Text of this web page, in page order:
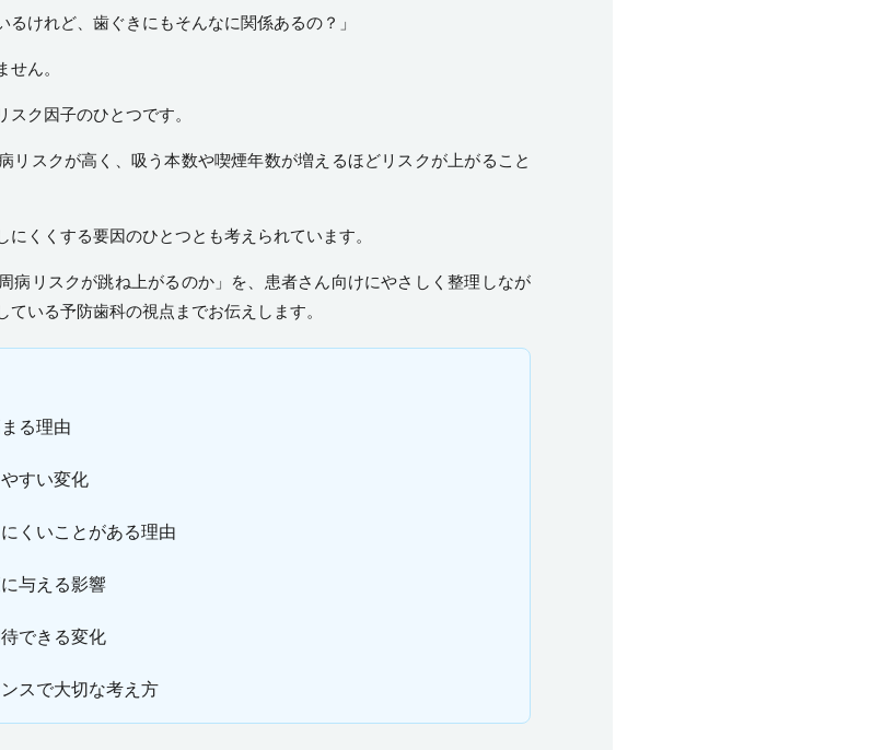
るけれど、歯ぐきにもそんなに関係あるの？」
ん。
ク因子のひとつです。
リスクが高く、吸う本数や喫煙年数が増えるほどリスクが上がること
にくくする要因のひとつとも考えられています。
病リスクが跳ね上がるのか」を、患者さん向けにやさしく整理しなが
ている予防歯科の視点までお伝えします。
る理由
すい変化
くいことがある理由
与える影響
できる変化
スで大切な考え方